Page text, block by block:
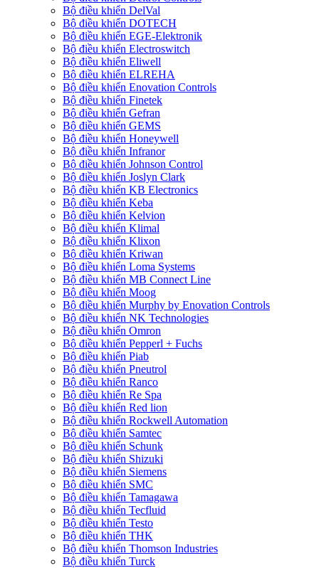
Bộ điều khiển DelVal
Bộ điều khiển DOTECH
Bộ điều khiển EGE-Elektronik
Bộ điều khiển Electroswitch
Bộ điều khiển Eliwell
Bộ điều khiển ELREHA
Bộ điều khiển Enovation Controls
Bộ điều khiển Finetek
Bộ điều khiển Gefran
Bộ điều khiển GEMS
Bộ điều khiển Honeywell
Bộ điều khiển Infranor
Bộ điều khiển Johnson Control
Bộ điều khiển Joslyn Clark
Bộ điều khiển KB Electronics
Bộ điều khiển Keba
Bộ điều khiển Kelvion
Bộ điều khiển Klimal
Bộ điều khiển Klixon
Bộ điều khiển Kriwan
Bộ điều khiển Loma Systems
Bộ điều khiển MB Connect Line
Bộ điều khiển Moog
Bộ điều khiển Murphy by Enovation Controls
Bộ điều khiển NK Technologies
Bộ điều khiển Omron
Bộ điều khiển Pepperl + Fuchs
Bộ điều khiển Piab
Bộ điều khiển Pneutrol
Bộ điều khiển Ranco
Bộ điều khiển Re Spa
Bộ điều khiển Red lion
Bộ điều khiển Rockwell Automation
Bộ điều khiển Samtec
Bộ điều khiển Schunk
Bộ điều khiển Shizuki
Bộ điều khiển Siemens
Bộ điều khiển SMC
Bộ điều khiển Tamagawa
Bộ điều khiển Tecfluid
Bộ điều khiển Testo
Bộ điều khiển THK
Bộ điều khiển Thomson Industries
Bộ điều khiển Turck